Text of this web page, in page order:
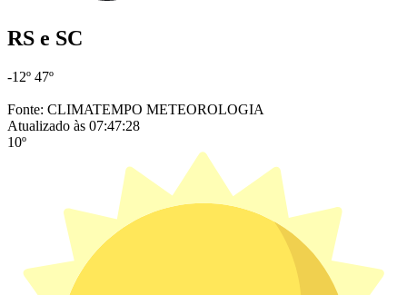
RS e SC
-12º 47º
Fonte: CLIMATEMPO METEOROLOGIA
Atualizado às 07:47:28
10º